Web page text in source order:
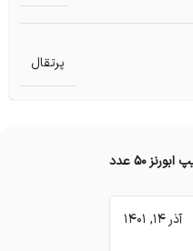
پرتقال
آذر 14, 1401